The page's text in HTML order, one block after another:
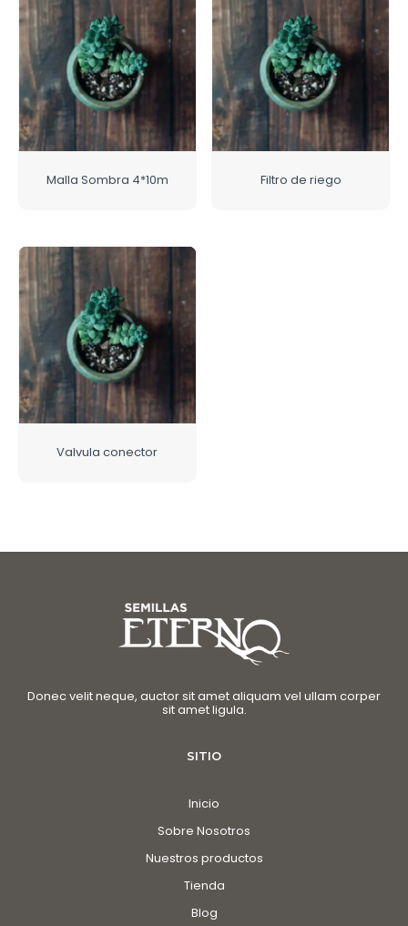
Malla Sombra 4*10m Filtro de riego
Valvula conector
Donec velit neque, auctor sit amet aliquam vel ullam corper
sit amet ligula.
SITIO
Inicio
Sobre Nosotros
Nuestros productos
Tienda
Blog